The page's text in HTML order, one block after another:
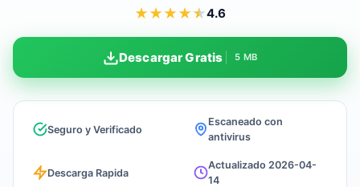
★★★★★4.6
Descargar Gratis 5 MB
Seguro y Verificado
Escaneado con
antivirus
Descarga Rapida
Actualizado 2026-04-
14